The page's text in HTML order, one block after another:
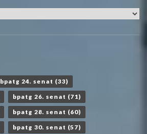
bpatg 24. senat (33)
bpatg 26. senat (71)
bpatg 28. senat (60)
bpatg 30. senat (57)